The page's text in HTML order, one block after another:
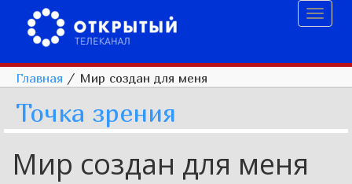
Главная / Мир создан для меня
Точка зрения
Мир создан для меня